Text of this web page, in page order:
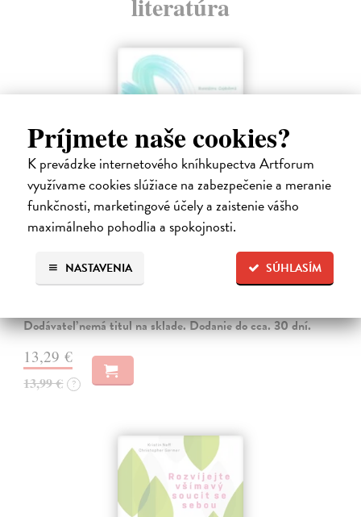
Príjmete naše cookies?
K prevádzke internetového kníhkupectva Artforum
využívame cookies slúžiace na zabezpečenie a meranie
funkčnosti, marketingové účely a zaistenie vášho
maximálneho pohodlia a spokojnosti.
SÚHLASÍM
NASTAVENIA
Gajdošová Stanislava| Kniha
Strávila som roky vo väzení, žila som v zajatí výkonu. Vlastnú hodnotu
Dodávateľ nemá titul na sklade. Dodanie do cca. 30 dní.
13,29 €
13,99 € ?